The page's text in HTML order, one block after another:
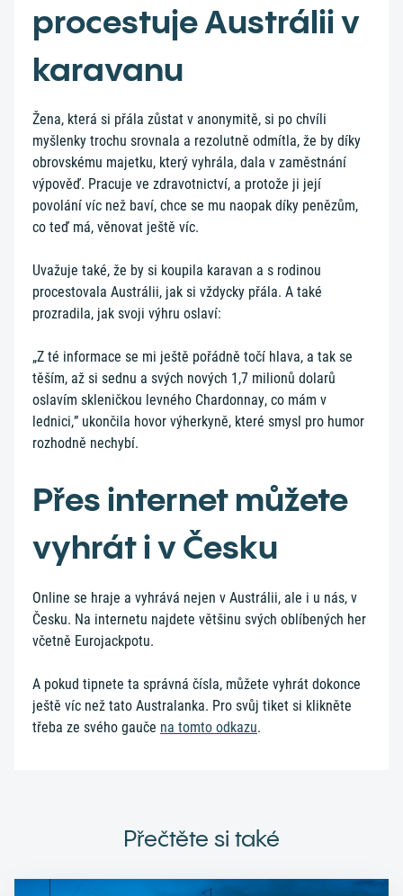
procestuje Austrálii v
karavanu
Žena, která si přála zůstat v anonymitě, si po chvíli
myšlenky trochu srovnala a rezolutně odmítla, že by díky
obrovskému majetku, který vyhrála, dala v zaměstnání
výpověď. Pracuje ve zdravotnictví, a protože ji její
povolání víc než baví, chce se mu naopak díky penězům,
co teď má, věnovat ještě víc.
Uvažuje také, že by si koupila karavan a s rodinou
procestovala Austrálii, jak si vždycky přála. A také
prozradila, jak svoji výhru oslaví:
„Z té informace se mi ještě pořádně točí hlava, a tak se
těším, až si sednu a svých nových 1,7 milionů dolarů
oslavím skleničkou levného Chardonnay, co mám v
lednici,” ukončila hovor výherkyně, které smysl pro humor
rozhodně nechybí.
Přes internet můžete
vyhrát i v Česku
Online se hraje a vyhrává nejen v Austrálii, ale i u nás, v
Česku. Na internetu najdete většinu svých oblíbených her
včetně Eurojackpotu.
A pokud tipnete ta správná čísla, můžete vyhrát dokonce
ještě víc než tato Australanka. Pro svůj tiket si klikněte
třeba ze svého gauče na tomto odkazu.
Přečtěte si také